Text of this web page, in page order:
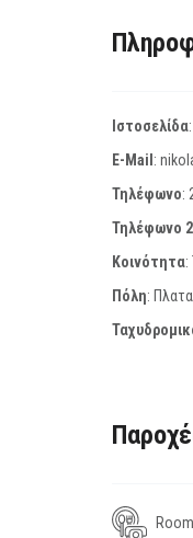
Ιστοσελίδα:
E-Mail :
Τηλέφωνο:
Τηλέφωνο 2
Κοινότητα:
Πόλη: